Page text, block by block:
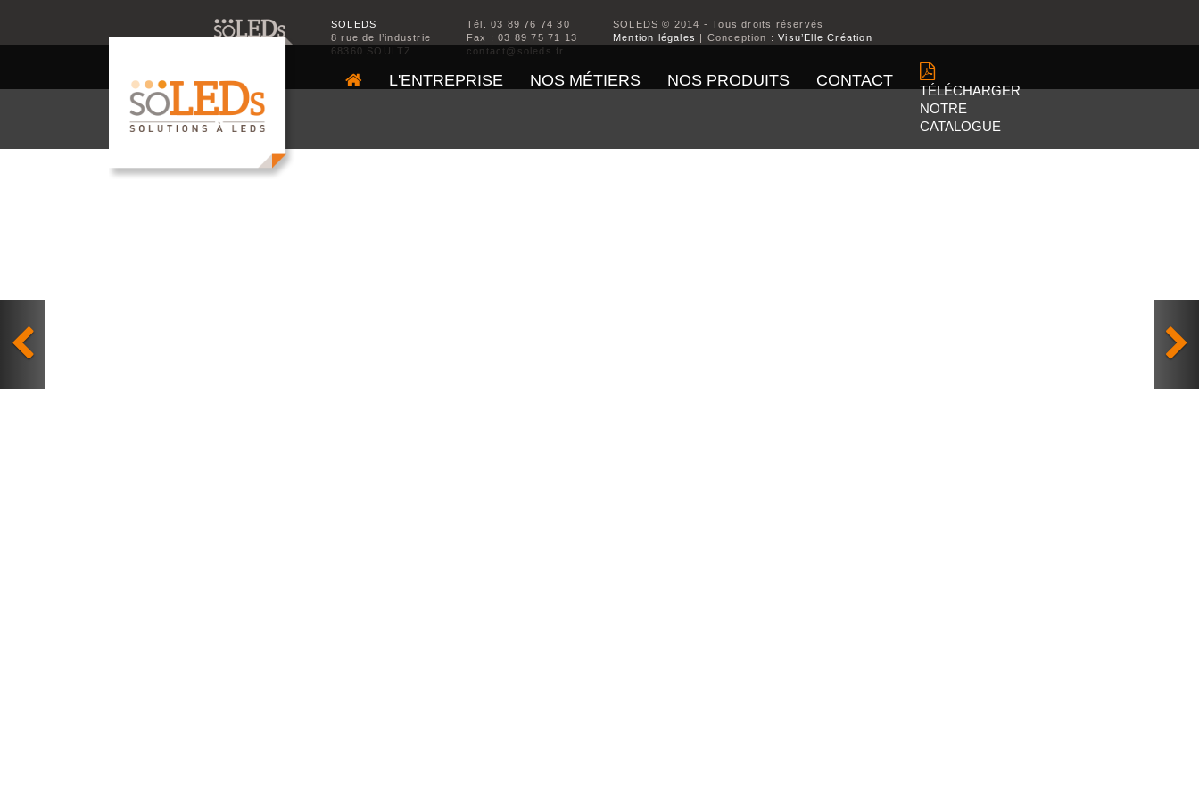
L'ENTREPRISE NOS MÉTIERS NOS PRODUITS CONTACT
TÉLÉCHARGER
NOTRE
CATALOGUE
SOLEDS
8 rue de l’industrie
68360 SOULTZ
Tél. 03 89 76 74 30
Fax : 03 89 75 71 13
contact@soleds.fr
SOLEDS © 2014 - Tous droits réservés
Mention légales | Conception :Visu’Elle Création